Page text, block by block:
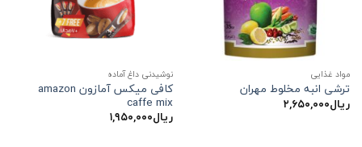
مواد غذایی
ترشی انبه مخلوط مهران
ریال۲,۶۵۰,۰۰۰
نوشیدنی داغ آماده
کافی میکس آمازون amazon
caffe mix
ریال۱,۹۵۰,۰۰۰